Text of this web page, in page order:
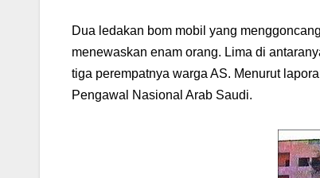
Dua ledakan bom mobil yang
menewaskan enam orang. Lima di
tiga perempatnya warga AS. Menurut
Pengawal Nasional Arab Saudi.